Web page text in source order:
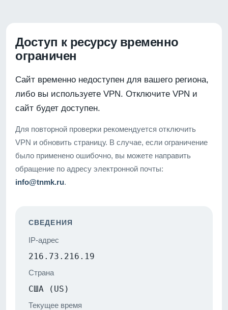
Доступ к ресурсу временно
ограничен
Сайт временно недоступен для вашего региона,
либо вы используете VPN. Отключите VPN и
сайт будет доступен.
Для повторной проверки рекомендуется отключить
VPN и обновить страницу. В случае, если ограничение
было применено ошибочно, вы можете направить
обращение по адресу электронной почты:
info@tnmk.ru.
СВЕДЕНИЯ
IP-адрес
216.73.216.19
Страна
США (US)
Текущее время